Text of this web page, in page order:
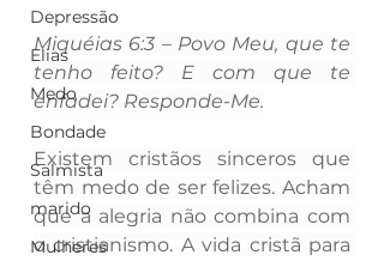
Depressão
Elias
Medo
Bondade
Salmista
marido
Mulheres
Miquéias 6:3 – Povo Meu, que te
tenho feito? E com que te
enfadei? Responde-Me.
Existem cristãos sinceros que
têm medo de ser felizes. Acham
que a alegria não combina com
o cristianismo. A vida cristã para